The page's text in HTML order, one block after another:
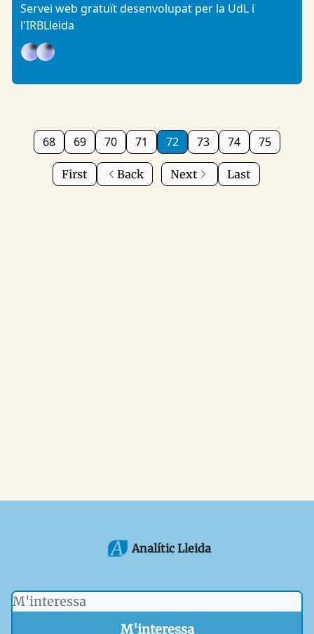
Servei web gratuït desenvolupat per la UdL i
l'IRBLleida
First Back
68 69 70 71 72 73 74 75
Next Last
Analític Lleida